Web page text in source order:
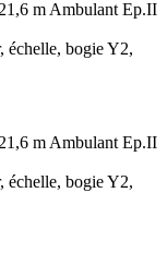
m Ambulant Ep.II
échelle, bogie Y2,
m Ambulant Ep.II
échelle, bogie Y2,